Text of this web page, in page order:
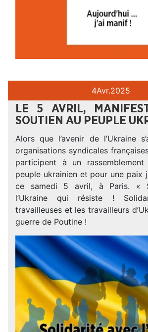
4Avr.2025
LE 5 AVRIL,
SOUTIEN AU PEUPLE
Alors que l’avenir de l’Ukraine
organisations syndicales
participent à un
peuple ukrainien et pour une paix
ce samedi 5 avril, à Paris. «
l’Ukraine qui résiste !
travailleuses et les travailleurs
guerre de Poutine !